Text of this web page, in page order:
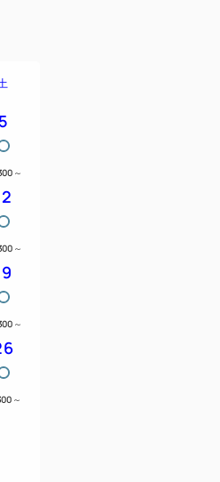
メニティな
約くださ
の人数など
）につき1名
承ります。
5
～
～
～
～